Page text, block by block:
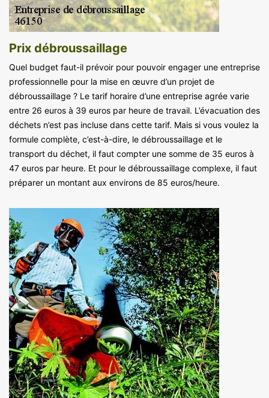
Prix débroussaillage
Quel budget faut-il prévoir pour pouvoir engager une entreprise
professionnelle pour la mise en œuvre d’un projet de
débroussaillage ? Le tarif horaire d’une entreprise agrée varie
entre 26 euros à 39 euros par heure de travail. L’évacuation des
déchets n’est pas incluse dans cette tarif. Mais si vous voulez la
formule complète, c’est-à-dire, le débroussaillage et le
transport du déchet, il faut compter une somme de 35 euros à
47 euros par heure. Et pour le débroussaillage complexe, il faut
préparer un montant aux environs de 85 euros/heure.